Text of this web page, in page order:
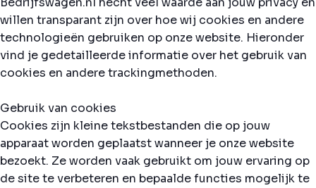
willen transparant zijn over hoe wij cookies en andere
technologieën gebruiken op onze website. Hieronder
vind je gedetailleerde informatie over het gebruik van
cookies en andere trackingmethoden.
Gebruik van cookies
Cookies zijn kleine tekstbestanden die op jouw
apparaat worden geplaatst wanneer je onze website
bezoekt. Ze worden vaak gebruikt om jouw ervaring op
de site te verbeteren en bepaalde functies mogelijk te